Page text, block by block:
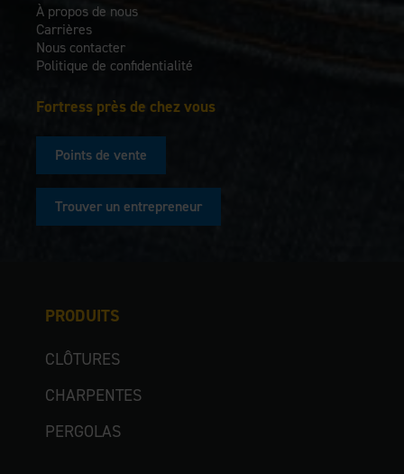
PRODUITS
CLÔTURES
CHARPENTES
PERGOLAS
À propos de nous
Carrières
Nous contacter
Politique de confidentialité
Fortress près de chez vous
Points de vente
Trouver un entrepreneur